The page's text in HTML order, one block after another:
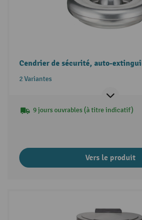
Cendrier de sécurité, auto-
2 Variantes
9 jours ouvrables (à titre indicatif)
Vers le produit